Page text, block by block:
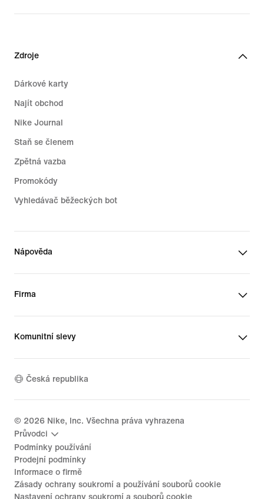
119,99 €
Zdroje
Dárkové karty
Najít obchod
Nike Journal
Staň se členem
Zpětná vazba
Promokódy
Vyhledávač běžeckých bot
Nápověda
Firma
Komunitní slevy
Česká republika
© 2026 Nike, Inc. Všechna práva vyhrazena
Průvodci
Podmínky používání
Prodejní podmínky
Informace o firmě
Zásady ochrany soukromí a používání souborů cookie
Nastavení ochrany soukromí a souborů cookie